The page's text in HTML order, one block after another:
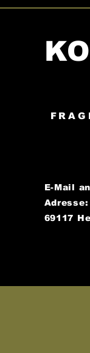
E-Mail an
69117